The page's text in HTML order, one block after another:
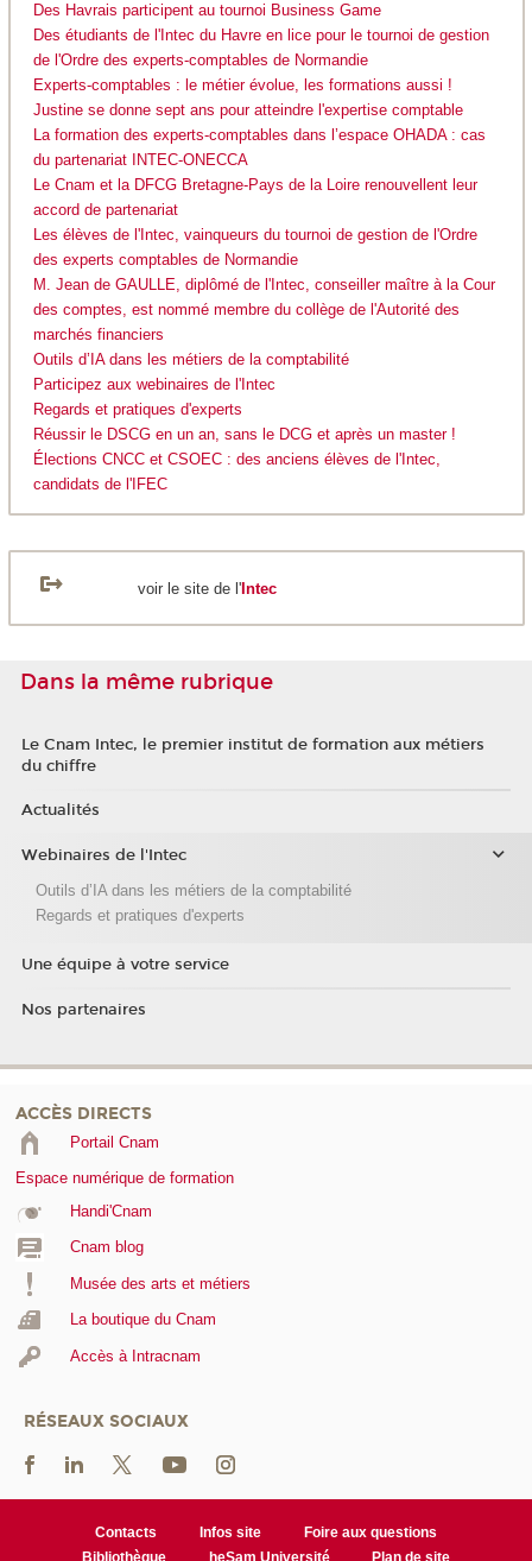
Des Havrais participent au tournoi Business Game
Des étudiants de l'Intec du Havre en lice pour le tournoi de gestion
de l'Ordre des experts-comptables de Normandie
Experts-comptables : le métier évolue, les formations aussi !
Justine se donne sept ans pour atteindre l'expertise comptable
La formation des experts-comptables dans l’espace OHADA : cas
du partenariat INTEC-ONECCA
Le Cnam et la DFCG Bretagne-Pays de la Loire renouvellent leur
accord de partenariat
Les élèves de l'Intec, vainqueurs du tournoi de gestion de l'Ordre
des experts comptables de Normandie
M. Jean de GAULLE, diplômé de l'Intec, conseiller maître à la Cour
des comptes, est nommé membre du collège de l'Autorité des
marchés financiers
Outils d’IA dans les métiers de la comptabilité
Participez aux webinaires de l'Intec
Regards et pratiques d'experts
Réussir le DSCG en un an, sans le DCG et après un master !
Élections CNCC et CSOEC : des anciens élèves de l'Intec,
candidats de l'IFEC
voir le site de l'Intec
Dans la même rubrique
Le Cnam Intec, le premier institut de formation aux métiers
du chiffre
Actualités
Webinaires de l'Intec
Outils d’IA dans les métiers de la comptabilité
Regards et pratiques d'experts
Une équipe à votre service
Nos partenaires
ACCÈS DIRECTS
Portail Cnam
Espace numérique de formation
Handi'Cnam
Cnam blog
Musée des arts et métiers
La boutique du Cnam
Accès à Intracnam
RÉSEAUX SOCIAUX
Contacts Infos site
Foire aux questions